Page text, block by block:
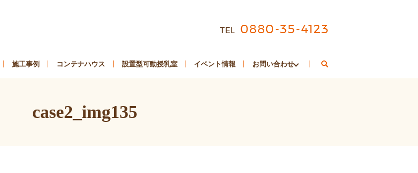
施工事例 コンテナハウス 設置型可動授乳室 イベント情報 お問い合わせ
case2_img135